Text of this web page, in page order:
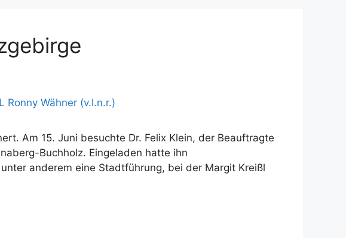
Am 15. Juni besuchte Dr. Felix Klein, der Beauftragte
Buchholz. Eingeladen hatte ihn
anderem eine Stadtführung, bei der Margit Kreißl